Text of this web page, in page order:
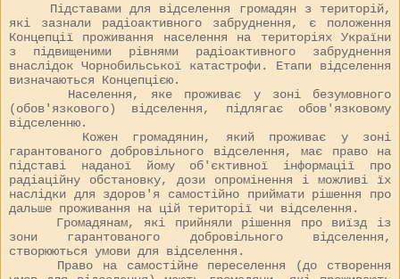
Підставами для відселення громадян з територій,
які зазнали радіоактивного забруднення, є положення
Концепції проживання населення на територіях України
з підвищеними рівнями радіоактивного забруднення
внаслідок Чорнобильської катастрофи. Етапи відселення
визначаються Концепцією.
Населення, яке проживає у зоні безумовного
(обов'язкового) відселення, підлягає обов'язковому
відселенню.
Кожен громадянин, який проживає у зоні
гарантованого добровільного відселення, має право на
підставі наданої йому об'єктивної інформації про
радіаційну обстановку, дози опромінення і можливі їх
наслідки для здоров'я самостійно приймати рішення про
дальше проживання на цій території чи відселення.
Громадянам, які прийняли рішення про виїзд із
зони гарантованого добровільного відселення,
створюються умови для відселення.
Право на самостійне переселення (до створення